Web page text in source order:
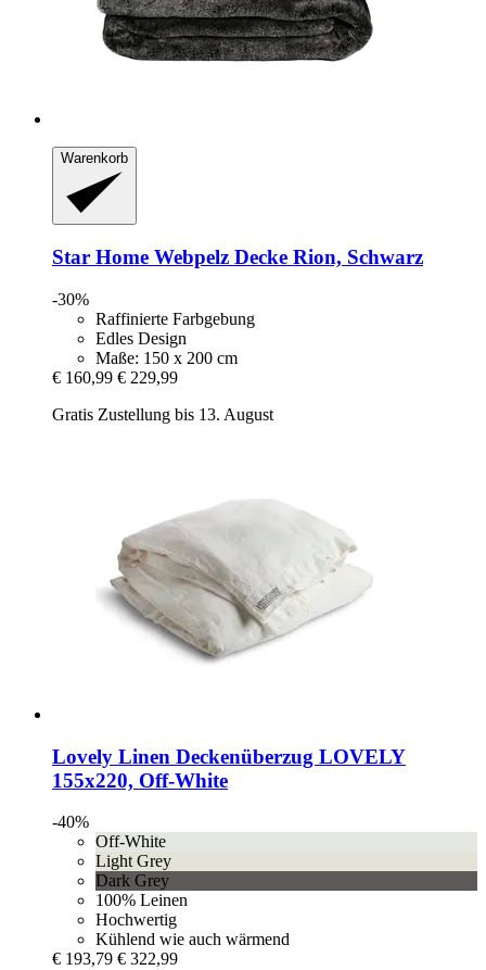
Warenkorb
Star Home Webpelz Decke Rion, Schwarz
-30%
Raffinierte Farbgebung
Edles Design
Maße: 150 x 200 cm
€ 160,99 € 229,99
Gratis Zustellung bis 13. August
Lovely Linen Deckenüberzug LOVELY
155x220, Off-​White
-40%
Off-White
Light Grey
Dark Grey
100% Leinen
Hochwertig
Kühlend wie auch wärmend
€ 193,79 € 322,99